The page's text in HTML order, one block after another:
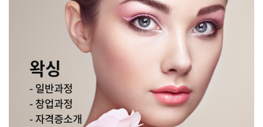
왁싱
- 일반과정
- 창업과정
- 자격증소개